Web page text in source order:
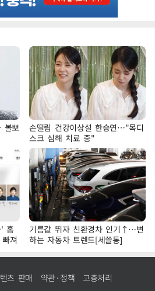
볼뽀
손떨림 건강이상설 한승연…"목디
스크 심해 치료 중"
홈
져
기름값 뛰자 친환경차 인기↑…변
하는 자동차 트렌드[세쓸통]
츠 판매 약관·정책 고충처리